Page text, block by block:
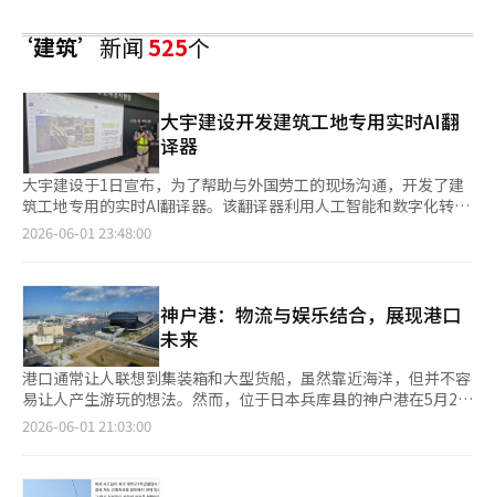
‘建筑’新闻525个
大宇建设开发建筑工地专用实时AI翻
译器
大宇建设于1日宣布，为了帮助与外国劳工的现场沟通，开发了建
筑工地专用的实时AI翻译器。该翻译器利用人工智能和数字化转型
技术，旨在更准确地传达安全指示和工作内容，减少现场沟通错
门设计了适合建筑工地的系统。 在国内建筑工地，外国劳工的比
例持续上升。因此，在安全教育和工作指示过程中，由于语言差异
造成的沟通问题已成为现场管理的主要课题。建筑工地的工作速度
和风险都很高，如果指示内容未能及时传达，可能导致工作混乱或
安全事故。最近，建筑行业中AI翻译和多语言安全教育解决方案的
引入也与这一趋势密切相关。 大宇建设基于乐天创新的AI实时翻译
技术，确保能够稳定识别和翻译现场语音。同时，应用了反映现场
常用俚语和专业术语的建筑专用词典，提高翻译准确度。现场新使
行管理。 支持的语言多达180种。应用实时语音处理技术，减少了
2026-06-01 23:48:00
神户港：物流与娱乐结合，展现港口
未来
港口通常让人联想到集装箱和大型货船，虽然靠近海洋，但并不容
易让人产生游玩的想法。然而，位于日本兵库县的神户港在5月29
日的访问中，打破了这种先入为主的印象，成为一个亲水区域。
码头和中部码头为中心，逐步形成了现代化的港口。 神户市港务
2026-06-01 21:03:00